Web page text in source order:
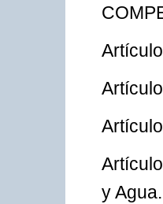
y Agua.